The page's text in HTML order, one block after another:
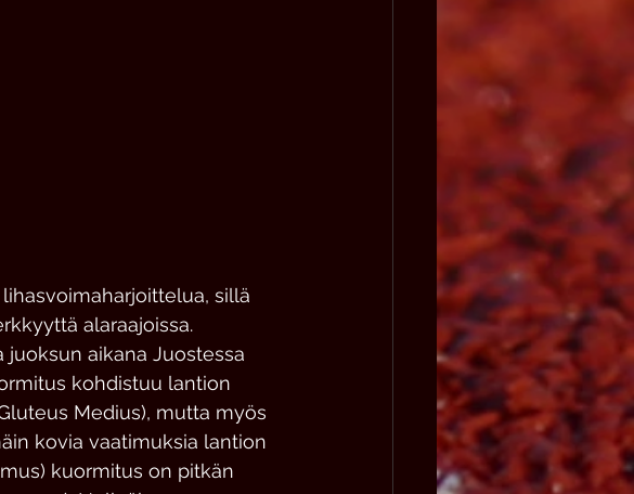
sillä
alaraajoissa.
aikana Juostessa
kohdistuu lantion
Medius), mutta myös
kovia vaatimuksia lantion
kuormitus on pitkän